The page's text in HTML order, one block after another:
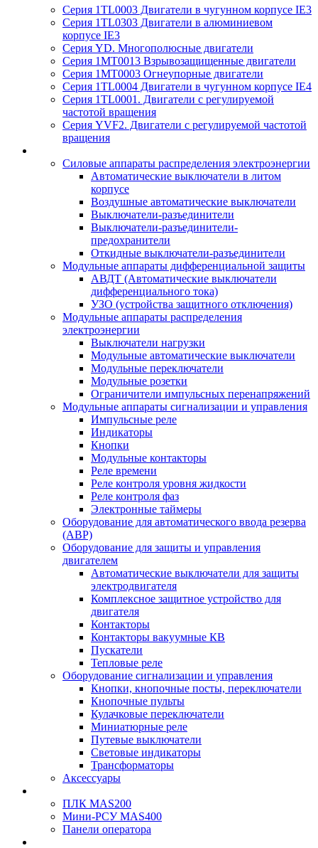
Серия 1TL0003 Двигатели в чугунном корпусе IE3
Серия 1TL0303 Двигатели в алюминиевом
корпусе IE3
Серия YD. Многополюсные двигатели
Серия 1MT0013 Взрывозащищенные двигатели
Серия 1MT0003 Огнеупорные двигатели
Серия 1TL0004 Двигатели в чугунном корпусе IE4
Серия 1TL0001. Двигатели с регулируемой
частотой вращения
Серия YVF2. Двигатели с регулируемой частотой
вращения
Силовые аппараты распределения электроэнергии
Автоматические выключатели в литом
корпусе
Воздушные автоматические выключатели
Выключатели-разъединители
Выключатели-разъединители-
предохранители
Откидные выключатели-разъединители
Модульные аппараты дифференциальной защиты
АВДТ (Автоматические выключатели
дифференциального тока)
УЗО (устройства защитного отключения)
Модульные аппараты распределения
электроэнергии
Выключатели нагрузки
Модульные автоматические выключатели
Модульные переключатели
Модульные розетки
Ограничители импульсных перенапряжений
Модульные аппараты сигнализации и управления
Импульсные реле
Индикаторы
Кнопки
Модульные контакторы
Реле времени
Реле контроля уровня жидкости
Реле контроля фаз
Электронные таймеры
Оборудование для автоматического ввода резерва
(АВР)
Оборудование для защиты и управления
двигателем
Автоматические выключатели для защиты
электродвигателя
Комплексное защитное устройство для
двигателя
Контакторы
Контакторы вакуумные КВ
Пускатели
Тепловые реле
Оборудование сигнализации и управления
Кнопки, кнопочные посты, переключатели
Кнопочные пульты
Кулачковые переключатели
Миниатюрные реле
Путевые выключатели
Световые индикаторы
Трансформаторы
Аксессуары
ПЛК MAS200
Мини-РСУ MAS400
Панели оператора